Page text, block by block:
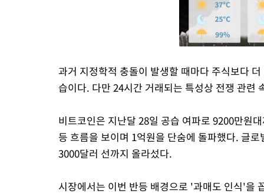
과거 지정학적 충돌이 발생할 때마다 주식보다
습이다. 다만 24시간 거래되는 특성상 전쟁 관련
비트코인은 지난달 28일 공습 여파로 9200만원
등 흐름을 보이며 1억원을 단숨에 돌파했다. 글
3000달러 선까지 올라섰다.
시장에서는 이번 반등 배경으로 '과매도 인식'을